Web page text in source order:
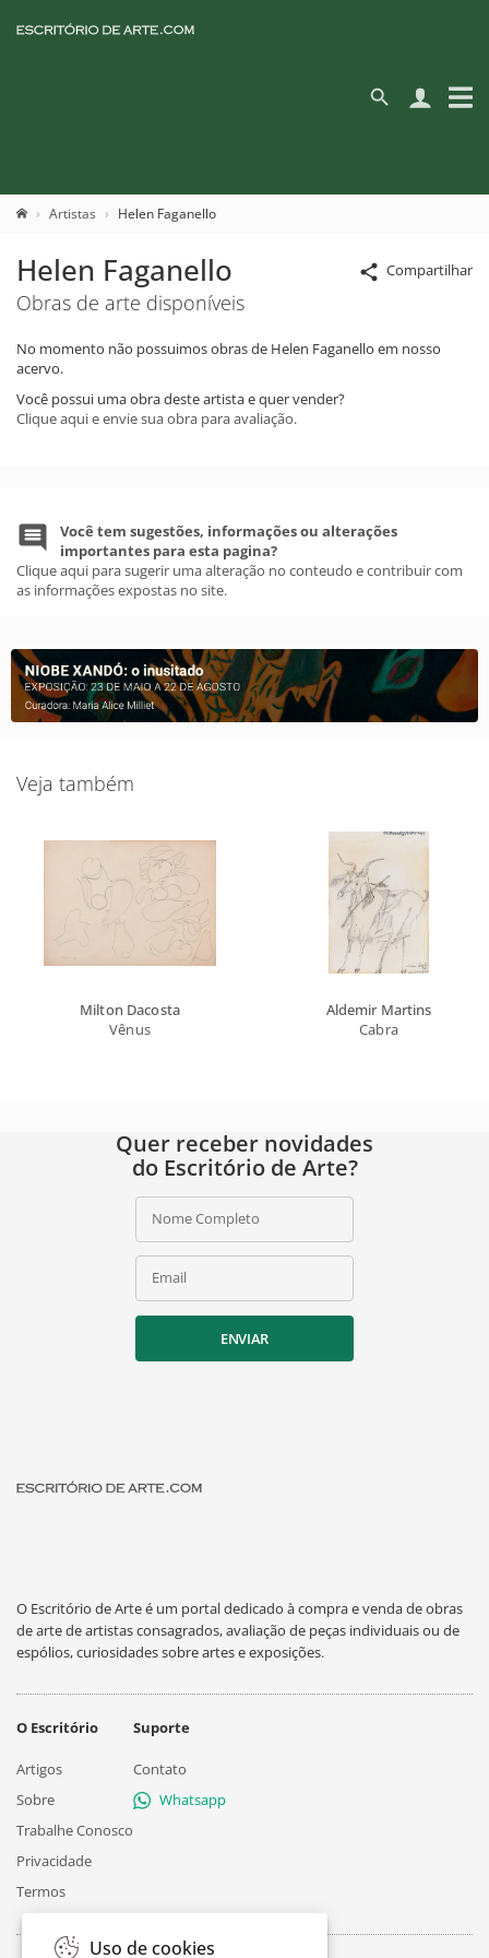
Artistas Helen Faganello
Compartilhar
Helen Faganello
Obras de arte disponíveis
No momento não possuimos obras de Helen Faganello em nosso
acervo.
Você possui uma obra deste artista e quer vender?
Clique aqui e envie sua obra para avaliação.
Você tem sugestões, informações ou alterações
importantes para esta pagina?
Clique aqui para sugerir uma alteração no conteudo e contribuir com
as informações expostas no site.
Veja também
Milton Dacosta
Vênus
Aldemir Martins
Cabra
Quer receber novidades
do Escritório de Arte?
Nome Completo
Email
ENVIAR
O Escritório de Arte é um portal dedicado à compra e venda de obras
de arte de artistas consagrados, avaliação de peças individuais ou de
espólios, curiosidades sobre artes e exposições.
O Escritório
Artigos
Sobre
Trabalhe Conosco
Privacidade
Termos
Suporte
Contato
Whatsapp
Uso de cookies